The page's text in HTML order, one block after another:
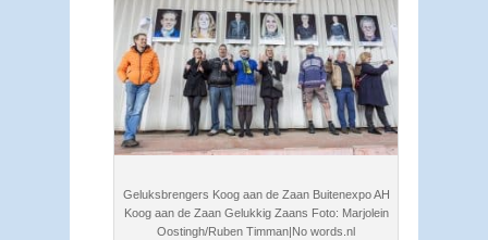
Geluksbrengers Koog aan de Zaan Buitenexpo AH
Koog aan de Zaan Gelukkig Zaans Foto: Marjolein
Oostingh/Ruben Timman|No words.nl